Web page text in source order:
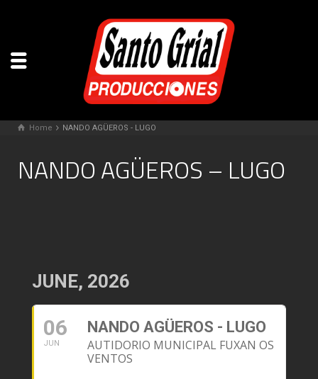
Home NANDO AGÜEROS - LUGO
NANDO AGÜEROS – LUGO
JUNE, 2026
06
JUN
NANDO AGÜEROS - LUGO
AUTIDORIO MUNICIPAL FUXAN OS
VENTOS